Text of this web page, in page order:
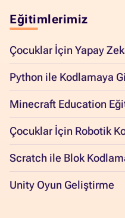
Eğitimlerimiz
Çocuklar İçin Yapay
Python ile Kodlamaya
Minecraft Education
Çocuklar İçin Robotik
Scratch ile Blok
Unity Oyun Geliştirme